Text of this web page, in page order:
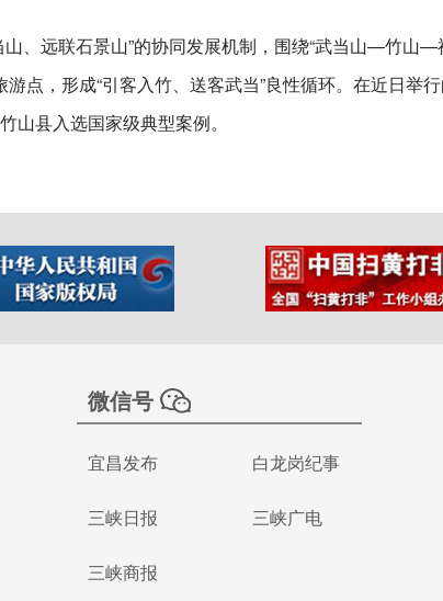
、远联石景山”的协同发展机制，围绕“武当山—竹山—
点，形成“引客入竹、送客武当”良性循环。在近日举
山县入选国家级典型案例。
微信号
宜昌发布 白龙岗纪事
三峡日报 三峡广电
三峡商报